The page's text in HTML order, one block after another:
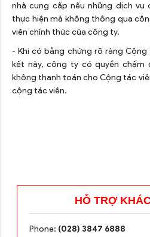
nhà cung cấp nếu những dịch
thực hiện mà không thông qua
viên chính thức của công ty.
- Khi có bằng chứng rõ ràng
kết này, công ty có quyền chấm
không thanh toán cho Cộng tác
cộng tác viên.
HỖ TRỢ
Phone: (028) 3847 6888